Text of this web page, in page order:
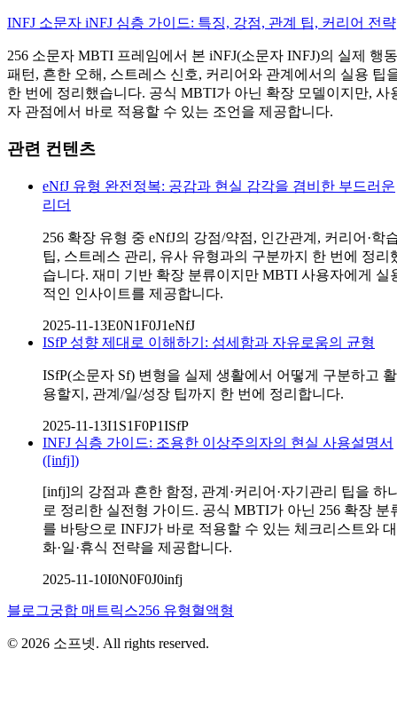
INFJ 소문자 iNFJ 심층 가이드: 특징, 강점, 관계 팁, 커리어 전략
256 소문자 MBTI 프레임에서 본 iNFJ(소문자 INFJ)의 실제 행동
패턴, 흔한 오해, 스트레스 신호, 커리어와 관계에서의 실용 팁
한 번에 정리했습니다. 공식 MBTI가 아닌 확장 모델이지만, 사
자 관점에서 바로 적용할 수 있는 조언을 제공합니다.
관련 컨텐츠
eNfJ 유형 완전정복: 공감과 현실 감각을 겸비한 부드러운
리더
256 확장 유형 중 eNfJ의 강점/약점, 인간관계, 커리어·학
팁, 스트레스 관리, 유사 유형과의 구분까지 한 번에 정리
습니다. 재미 기반 확장 분류이지만 MBTI 사용자에게 실
적인 인사이트를 제공합니다.
2025-11-13E0N1F0J1eNfJ
ISfP 성향 제대로 이해하기: 섬세함과 자유로움의 균형
ISfP(소문자 Sf) 변형을 실제 생활에서 어떻게 구분하고 활
용할지, 관계/일/성장 팁까지 한 번에 정리합니다.
2025-11-13I1S1F0P1ISfP
INFJ 심층 가이드: 조용한 이상주의자의 현실 사용설명서
([infj])
[infj]의 강점과 흔한 함정, 관계·커리어·자기관리 팁을 하
로 정리한 실전형 가이드. 공식 MBTI가 아닌 256 확장 분
를 바탕으로 INFJ가 바로 적용할 수 있는 체크리스트와 대
화·일·휴식 전략을 제공합니다.
2025-11-10I0N0F0J0infj
블로그궁합 매트릭스256 유형혈액형
© 2026 소프넷. All rights reserved.